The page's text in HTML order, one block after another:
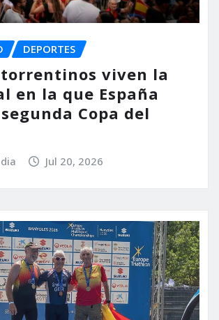
DEPORTES
viven la
en la que España
Copa del
Jul 20, 2026